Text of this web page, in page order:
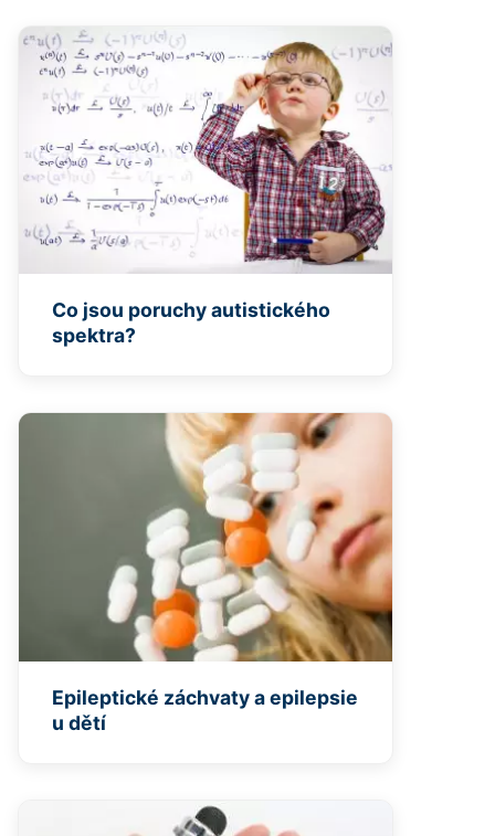
Co jsou poruchy autistického
spektra?
Epileptické záchvaty a epilepsie
u dětí